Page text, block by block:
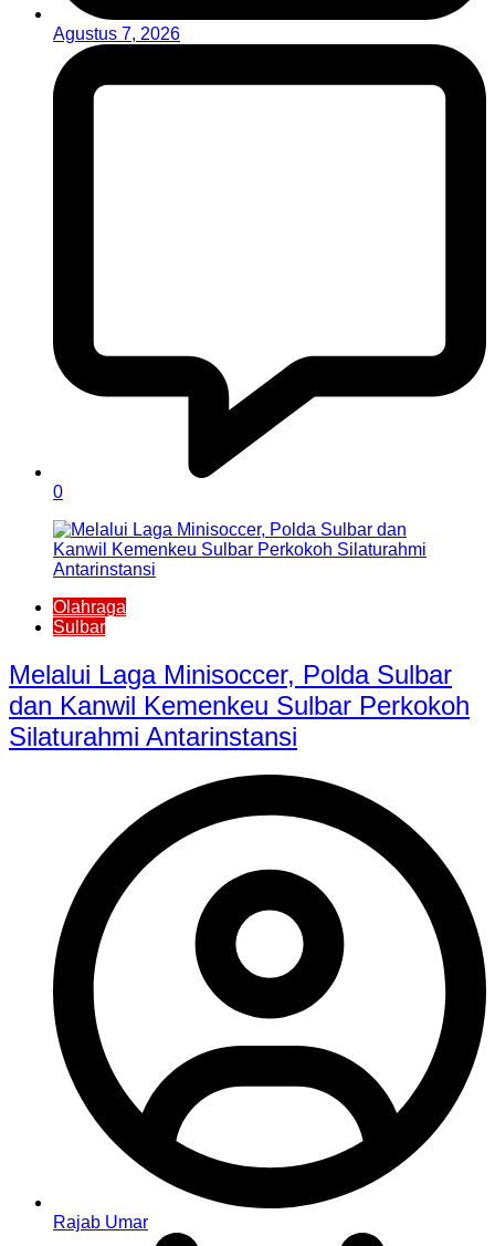
Agustus 7, 2026
0
Olahraga
Sulbar
Melalui Laga Minisoccer, Polda Sulbar
dan Kanwil Kemenkeu Sulbar Perkokoh
Silaturahmi Antarinstansi
Rajab Umar